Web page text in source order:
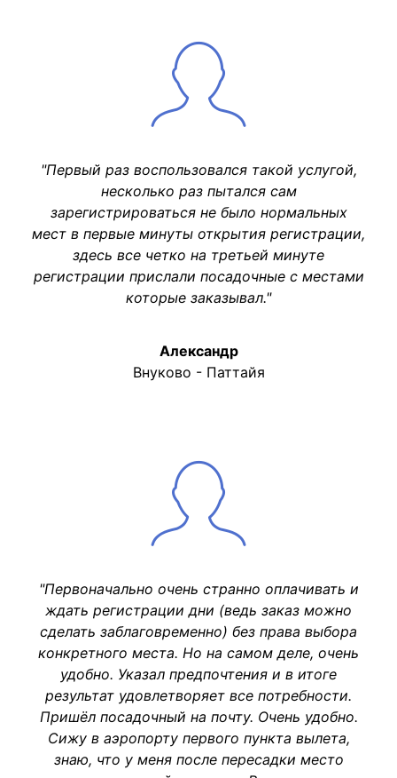
"Первый раз воспользовался такой услугой,
несколько раз пытался сам
зарегистрироваться не было нормальных
мест в первые минуты открытия регистрации,
здесь все четко на третьей минуте
регистрации прислали посадочные с местами
которые заказывал."
Александр
Внуково - Паттайя
"Первоначально очень странно оплачивать и
ждать регистрации дни (ведь заказ можно
сделать заблаговременно) без права выбора
конкретного места. Но на самом деле, очень
удобно. Указал предпочтения и в итоге
результат удовлетворяет все потребности.
Пришёл посадочный на почту. Очень удобно.
Сижу в аэропорту первого пункта вылета,
знаю, что у меня после пересадки место